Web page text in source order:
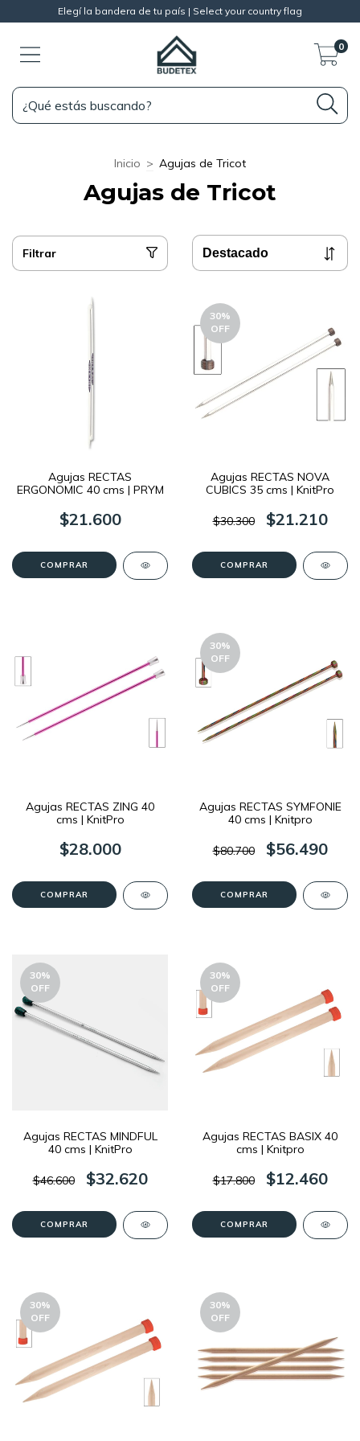
Elegí la bandera de tu país | Select your country flag
0
Inicio > Agujas de Tricot
Agujas de Tricot
Filtrar
Agujas RECTAS
ERGONOMIC 40 cms | PRYM
$21.600
COMPRAR
30%
OFF
Agujas RECTAS NOVA
CUBICS 35 cms | KnitPro
$30.300 $21.210
COMPRAR
Agujas RECTAS ZING 40
cms | KnitPro
$28.000
COMPRAR
30%
OFF
Agujas RECTAS SYMFONIE
40 cms | Knitpro
$80.700 $56.490
COMPRAR
30%
OFF
Agujas RECTAS MINDFUL
40 cms | KnitPro
$46.600 $32.620
COMPRAR
30%
OFF
Agujas RECTAS BASIX 40
cms | Knitpro
$17.800 $12.460
COMPRAR
30%
OFF
30%
OFF